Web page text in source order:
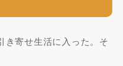
き寄せ生活に入った。そ